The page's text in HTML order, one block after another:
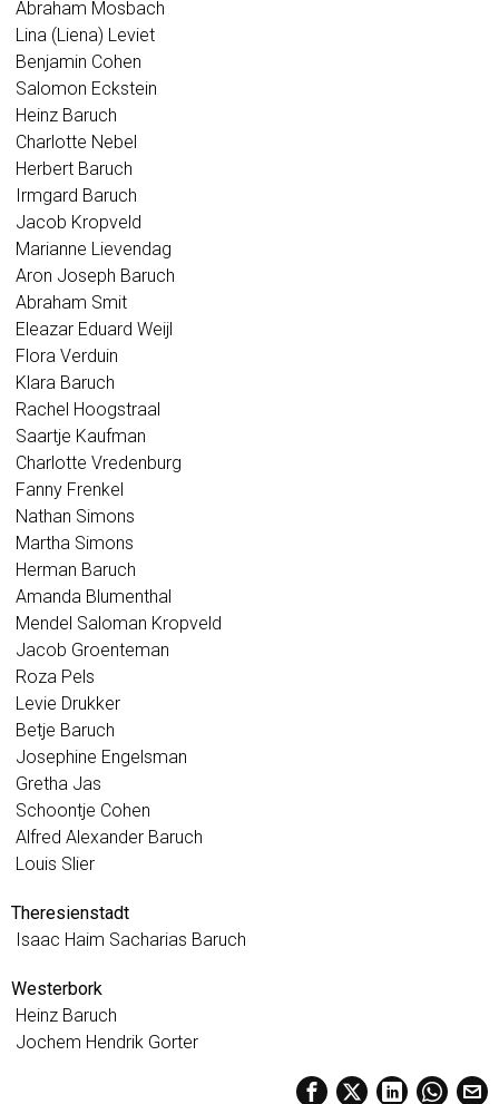
Abraham Mosbach
Lina (Liena) Leviet
Benjamin Cohen
Salomon Eckstein
Heinz Baruch
Charlotte Nebel
Herbert Baruch
Irmgard Baruch
Jacob Kropveld
Marianne Lievendag
Aron Joseph Baruch
Abraham Smit
Eleazar Eduard Weijl
Flora Verduin
Klara Baruch
Rachel Hoogstraal
Saartje Kaufman
Charlotte Vredenburg
Fanny Frenkel
Nathan Simons
Martha Simons
Herman Baruch
Amanda Blumenthal
Mendel Saloman Kropveld
Jacob Groenteman
Roza Pels
Levie Drukker
Betje Baruch
Josephine Engelsman
Gretha Jas
Schoontje Cohen
Alfred Alexander Baruch
Louis Slier
Theresienstadt
Isaac Haim Sacharias Baruch
Westerbork
Heinz Baruch
Jochem Hendrik Gorter